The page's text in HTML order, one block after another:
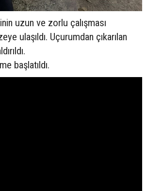
uzun ve zorlu çalışması
ulaşıldı. Uçurumdan çıkarılan
başlatıldı.